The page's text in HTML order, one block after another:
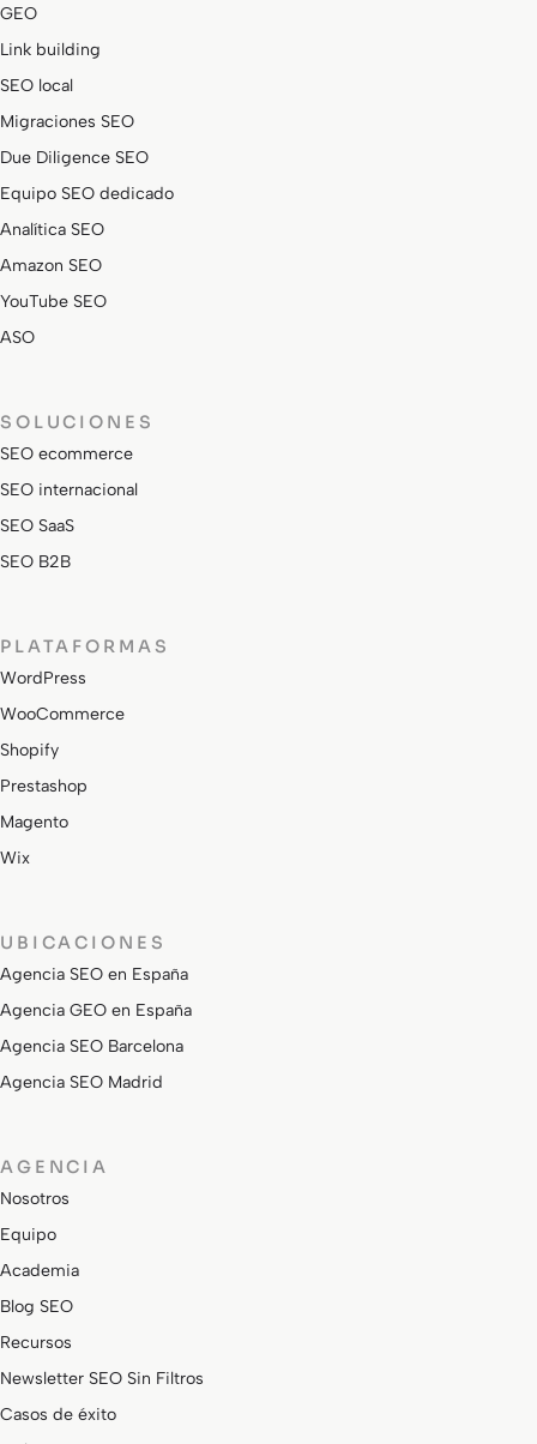
GEO
Link building
SEO local
Migraciones SEO
Due Diligence SEO
Equipo SEO dedicado
Analítica SEO
Amazon SEO
YouTube SEO
ASO
SOLUCIONES
SEO ecommerce
SEO internacional
SEO SaaS
SEO B2B
PLATAFORMAS
WordPress
WooCommerce
Shopify
Prestashop
Magento
Wix
UBICACIONES
Agencia SEO en España
Agencia GEO en España
Agencia SEO Barcelona
Agencia SEO Madrid
AGENCIA
Nosotros
Equipo
Academia
Blog SEO
Recursos
Newsletter SEO Sin Filtros
Casos de éxito